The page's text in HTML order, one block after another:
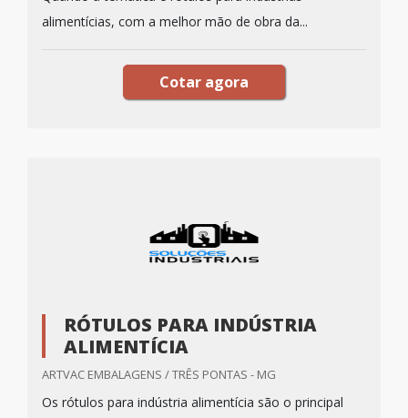
alimentícias, com a melhor mão de obra da...
Cotar agora
RÓTULOS PARA INDÚSTRIA
ALIMENTÍCIA
ARTVAC EMBALAGENS / TRÊS PONTAS - MG
Os rótulos para indústria alimentícia são o principal